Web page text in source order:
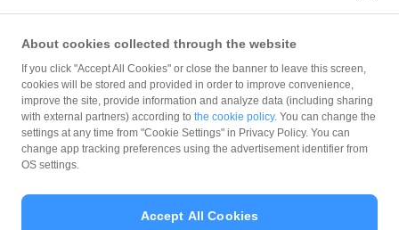
ウェブサイト利用規約
反社会的勢力に対する方針
勧誘方針
マネロン等基本方針
カスタマーハラスメントに関する当社の考え方
About cookies collected through the website
If you click "Accept All Cookies" or close the banner to leave this screen,
cookies will be stored and provided in order to improve convenience,
improve the site, provide information and analyze data (including sharing
with external partners) according to the cookie policy. You can change the
settings at any time from "Cookie Settings" in Privacy Policy. You can
change app tracking preferences using the advertisement identifier from
OS settings.
Accept All Cookies